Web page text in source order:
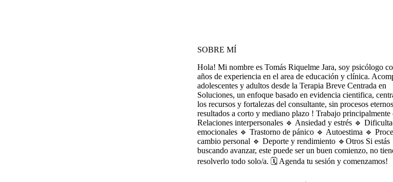
SOBRE MÍ
Hola! Mi nombre es Tomás Riquelme Jara, soy psicólogo
años de experiencia en el area de educación y clínica.
adolescentes y adultos desde la Terapia Breve Centrada en
Soluciones, un enfoque basado en evidencia cientifica,
los recursos y fortalezas del consultante, sin procesos
resultados a corto y mediano plazo ! Trabajo principalmente
Relaciones interpersonales 🔹 Ansiedad y estrés 🔹
emocionales 🔹 Trastorno de pánico 🔹 Autoestima 🔹
cambio personal 🔹 Deporte y rendimiento 🔹Otros Si estás
buscando avanzar, este puede ser un buen comienzo, no
resolverlo todo solo/a. 🗓️ Agenda tu sesión y comenzamos!